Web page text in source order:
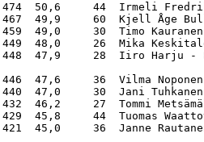
474  50,6     44  Irmeli
467  49,9     60  Kjell Åge
459  49,0     30  Timo
449  48,0     26  Mika
448  47,9     28  Iiro
446  47,6     36  Vilma
440  47,0     30  Jani
432  46,2     27  Tommi
429  45,8     44  Tuomas
421  45,0     36  Janne